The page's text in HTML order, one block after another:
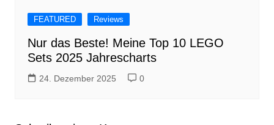
FEATURED Reviews
Nur das Beste! Meine Top 10 LEGO
Sets 2025 Jahrescharts
24. Dezember 2025 0